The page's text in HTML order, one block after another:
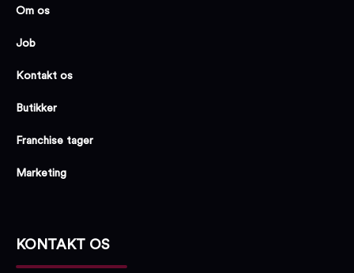
Om os
Job
Kontakt os
Butikker
Franchise tager
Marketing
KONTAKT OS